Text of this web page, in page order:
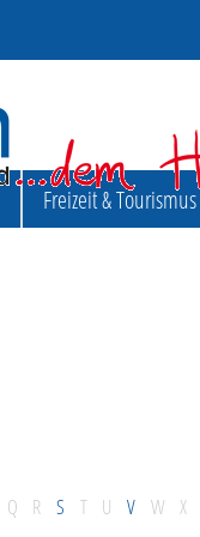
Freizeit & Tourismus
Q R S T U V W X